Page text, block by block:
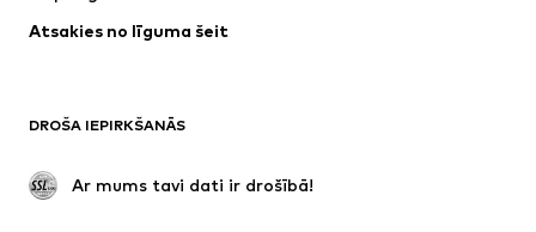
Mēteļi
Svinības
Ekskluzīvi
Atsakies no līguma šeit
DROŠA IEPIRKŠANĀS
Ar mums tavi dati ir drošībā!